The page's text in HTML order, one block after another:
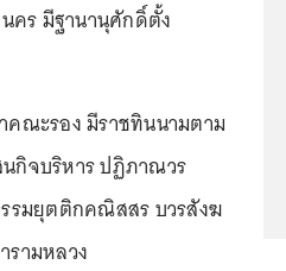
คร มีฐานานุศักดิ์ตั้ง
คณะรอง มีราชทินนามตาม
กิจบริหาร ปฏิภาณวร
รมยุตติกคณิสสร บวรสังฆ
รามหลวง